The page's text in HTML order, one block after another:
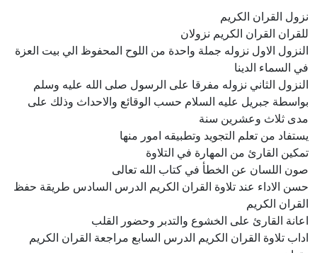
نزول القران الكريم
للقران القران الكريم نزولان
النزول الاول نزوله جملة واحدة من اللوح المحفوظ الي بيت العزة
في السماء الدينا
النزول الثاني نزوله مفرقا على الرسول صلى الله عليه وسلم
بواسطة جبريل عليه السلام حسب الوقائع والاحداث وذلك على
مدى ثلاث وعشرين سنة
يستفاد من تعلم التجويد وتطبيقه امور منها
تمكين القارئ من المهارة في التلاوة
صون اللسان عن الخطأ في كتاب الله تعالى
حسن الاداء عند تلاوة القران الكريم الدرس السادس طريقة حفظ
القران الكريم
اعانة القارئ على الخشوع والتدبر وحضور القلب
اداب تلاوة القران الكريم الدرس السابع مراجعة القران الكريم